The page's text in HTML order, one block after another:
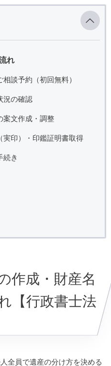
れ
談予約（初回無料）
況の確認
文作成・調整
印）・印鑑証明書取得
続き
作成・財産名
【行政書士法
全員で遺産の分け方を決める